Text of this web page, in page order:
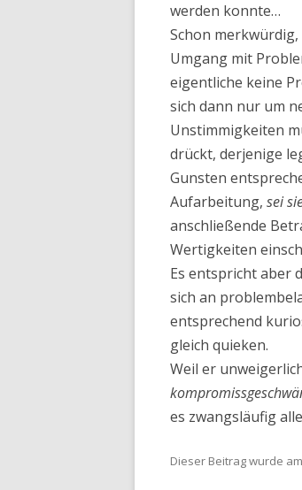
werden konnte…
Schon
Umgang mit
eigentliche keine
sich dann nur um
Unstimmigkeiten
drückt, derjenige
Gunsten
Aufarbeitung, sei
anschließende
Wertigkeiten
Es entspricht aber
sich an
entsprechend
gleich quieken.
Weil er
es zwangsläufig
Dieser Beitrag wurde am